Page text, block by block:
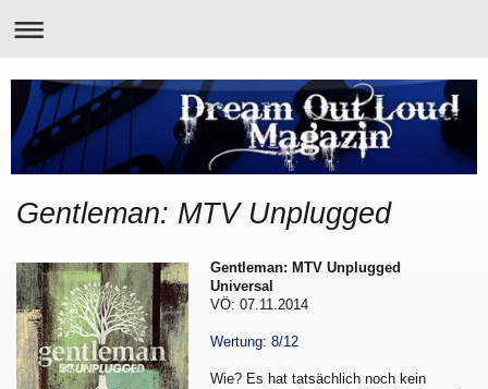
Gentleman: MTV Unplugged
Gentleman: MTV Unplugged
Universal
VÖ: 07.11.2014
Wertung: 8/12
Wie? Es hat tatsächlich noch kein